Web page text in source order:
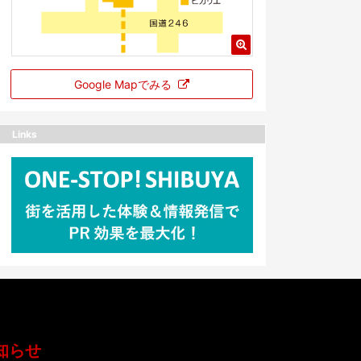
Google Mapでみる
Links
らせ